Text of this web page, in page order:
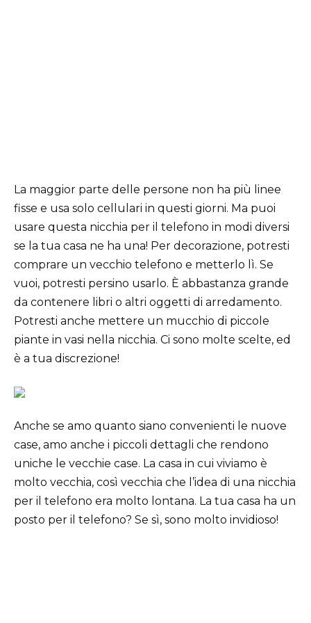
La maggior parte delle persone non ha più linee
fisse e usa solo cellulari in questi giorni. Ma puoi
usare questa nicchia per il telefono in modi diversi
se la tua casa ne ha una! Per decorazione, potresti
comprare un vecchio telefono e metterlo lì. Se
vuoi, potresti persino usarlo. È abbastanza grande
da contenere libri o altri oggetti di arredamento.
Potresti anche mettere un mucchio di piccole
piante in vasi nella nicchia. Ci sono molte scelte, ed
è a tua discrezione!
Anche se amo quanto siano convenienti le nuove
case, amo anche i piccoli dettagli che rendono
uniche le vecchie case. La casa in cui viviamo è
molto vecchia, così vecchia che l’idea di una nicchia
per il telefono era molto lontana. La tua casa ha un
posto per il telefono? Se sì, sono molto invidioso!